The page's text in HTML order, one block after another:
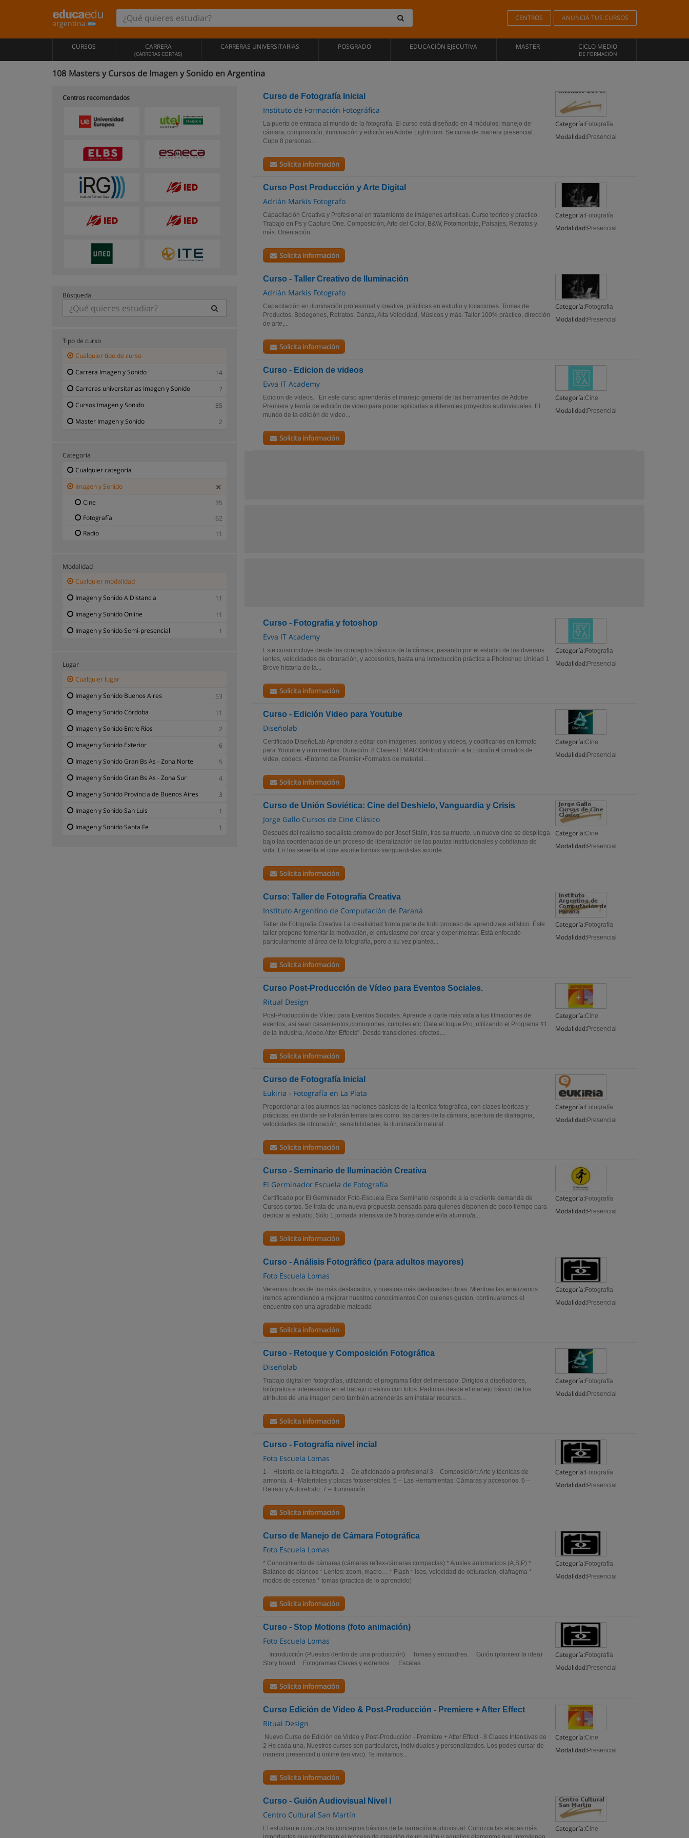
argentina
CENTROS ANUNCIÁ TUS CURSOS
CURSOS CARRERA
(CARRERAS CORTAS)
CARRERAS UNIVERSITARIAS POSGRADO EDUCACIÓN EJECUTIVA MASTER CICLO MEDIO
DE FORMACIÓN
108 Masters y Cursos de Imagen y Sonido en Argentina
Curso de Fotografía Inicial
Instituto de Formación Fotográfica
Categoría: Fotografía
Modalidad: Presencial
La puerta de entrada al mundo de la fotografía. El curso está diseñado en 4 módulos: manejo de
cámara, composición, iluminación y edición en Adobe Lightroom. Se cursa de manera presencial.
Cupo 8 personas....
Solicita información
Curso Post Producción y Arte Digital
Adrián Markis Fotografo
Categoría: Fotografía
Modalidad: Presencial
Capacitación Creativa y Profesional en tratamiento de imágenes artísticas. Curso teorico y practico.
Trabajo en Ps y Capture One. Composición, Arte del Color, B&W, Fotomontaje, Paísajes, Retratos y
más. Orientación...
Solicita información
Curso - Taller Creativo de Iluminación
Adrián Markis Fotografo
Categoría: Fotografía
Modalidad: Presencial
Capacitación en iluminación profesional y creativa, prácticas en estudio y locaciones. Tomas de
Productos, Bodegones, Retratos, Danza, Alta Velocidad, Músicos y más. Taller 100% práctico, dirección
de arte,...
Solicita información
Curso - Edicion de videos
Evva IT Academy
Categoría:Cine
Modalidad: Presencial
Edicion de videos. En este curso aprenderás el manejo general de las herramientas de Adobe
Premiere y teoría de edición de video para poder aplicarlas a diferentes proyectos audiovisuales. El
mundo de la edición de video...
Solicita información
Curso - Fotografia y fotoshop
Evva IT Academy
Categoría: Fotografía
Modalidad: Presencial
Este curso incluye desde los conceptos básicos de la cámara, pasando por el estudio de los diversos
lentes, velocidades de obturación, y accesorios, hasta una introducción práctica a Photoshop Unidad 1
Breve historia de la...
Solicita información
Curso - Edición Video para Youtube
Diseñolab
Categoría:Cine
Modalidad: Presencial
Certificado DiseñoLab Aprender a editar con imágenes, sonidos y videos, y codificarlos en formato
para Youtube y otro medios. Duración. 8 ClasesTEMARIO•Introducción a la Edición •Formatos de
video, codecs. •Entorno de Premier •Formatos de material...
Solicita información
Curso de Unión Soviética: Cine del Deshielo, Vanguardia y Crisis
Jorge Gallo Cursos de Cine Clásico
Categoría:Cine
Modalidad: Presencial
Después del realismo socialista promovido por Josef Stalin, tras su muerte, un nuevo cine se despliega
bajo las coordenadas de un proceso de liberalización de las pautas institucionales y cotidianas de
vida. En los sesenta el cine asume formas vanguardistas acorde...
Solicita información
Curso: Taller de Fotografía Creativa
Instituto Argentino de Computación de Paraná
Categoría: Fotografía
Modalidad: Presencial
Taller de Fotografía Creativa La creatividad forma parte de todo proceso de aprendizaje artístico. Éste
taller propone fomentar la motivación, el entusiasmo por crear y experimentar. Está enfocado
particularmente al área de la fotografía, pero a su vez plantea...
Solicita información
Curso Post-Producción de Vídeo para Eventos Sociales.
Ritual Design
Categoría:Cine
Modalidad: Presencial
Post-Producción de Vídeo para Eventos Sociales. Aprende a darle más vida a tus filmaciones de
eventos, asi sean casamientos,comuniones, cumples etc. Dale el toque Pro, utilizando el Programa #1
de la Industria, Adobe After Effects". Desde transiciones, efectos,...
Solicita información
Curso de Fotografía Inicial
Eukiria - Fotografía en La Plata
Categoría: Fotografía
Modalidad: Presencial
Proporcionar a los alumnos las nociones básicas de la técnica fotográfica, con clases teóricas y
prácticas, en donde se tratarán temas tales como: las partes de la cámara, apertura de diafragma,
velocidades de obturación, sensibilidades, la iluminación natural...
Solicita información
Curso - Seminario de Iluminación Creativa
El Germinador Escuela de Fotografía
Categoría: Fotografía
Modalidad: Presencial
Certificado por El Germinador Foto-Escuela Este Seminario responde a la creciente demanda de
Cursos cortos. Se trata de una nueva propuesta pensada para quienes disponen de poco tiempo para
dedicar al estudio. Sólo 1 jornada intensiva de 5 horas donde el/la alumno/a...
Solicita información
Curso - Análisis Fotográfico (para adultos mayores)
Foto Escuela Lomas
Categoría: Fotografía
Modalidad: Presencial
Veremos obras de los más destacados, y nuestras más destacadas obras. Mientras las analizamos
iremos aprendiendo a mejorar nuestros conocimientos.Con quienes gusten, continuaremos el
encuentro con una agradable mateada
Solicita información
Curso - Retoque y Composición Fotográfica
Diseñolab
Categoría: Fotografía
Modalidad: Presencial
Trabajo digital en fotografías, utilizando el programa líder del mercado. Dirigido a diseñadores,
fotógrafos e interesados en el trabajo creativo con fotos. Partimos desde el manejo básico de los
atributos de una imagen pero también aprenderás am instalar recursos...
Solicita información
Curso - Fotografía nivel incial
Foto Escuela Lomas
Categoría: Fotografía
Modalidad: Presencial
1- Historia de la fotografía. 2 – De aficionado a profesional 3 - Composición: Arte y técnicas de
armonía. 4 –Materiales y placas fotosensibles. 5 – Las Herramientas: Cámaras y accesorios. 6 –
Retrato y Autoretrato. 7 – Iluminación....
Solicita información
Curso de Manejo de Cámara Fotográfica
Foto Escuela Lomas
Categoría: Fotografía
Modalidad: Presencial
* Conocimiento de cámaras (cámaras reflex-cámaras compactas) * Ajustes automaticos (A,S,P) *
Balance de blancos * Lentes: zoom, macro… * Flash * isos, velocidad de obturacion, diafragma *
modos de escenas * tomas (practica de lo aprendido)
Solicita información
Curso - Stop Motions (foto animación)
Foto Escuela Lomas
Categoría: Fotografía
Modalidad: Presencial
Introducción (Puestos dentro de una producción) Tomas y encuadres. Guión (plantear la idea)
Story board Fotogramas Claves y extremos. Escalas...
Solicita información
Curso Edición de Video & Post-Producción - Premiere + After Effect
Ritual Design
Categoría:Cine
Modalidad: Presencial
Nuevo Curso de Edición de Video y Post-Producción - Premiere + After Effect - 8 Clases Intensivas de
2 Hs cada una. Nuestros cursos son particulares, individuales y personalizados. Los podes cursar de
manera presencial u online (en vivo). Te invitamos...
Solicita información
Curso - Guión Audiovisual Nivel I
Centro Cultural San Martín
Categoría:Cine
El estudiante conozca los conceptos básicos de la narración audiovisual. Conozca las etapas más
Centros recomendados
Búsqueda
Tipo de curso
Cualquier tipo de curso
Carrera Imagen y Sonido
14
Carreras universitarias Imagen y Sonido
7
Cursos Imagen y Sonido
85
Master Imagen y Sonido
2
Categoría
Cualquier categoría
Imagen y Sonido
Cine
35
Fotografía
62
Radio
11
Modalidad
Cualquier modalidad
Imagen y Sonido A Distancia
11
Imagen y Sonido Online
11
Imagen y Sonido Semi-presencial
1
Lugar
Cualquier lugar
Imagen y Sonido Buenos Aires
53
Imagen y Sonido Córdoba
11
Imagen y Sonido Entre Ríos
2
Imagen y Sonido Exterior
6
Imagen y Sonido Gran Bs As - Zona Norte
5
Imagen y Sonido Gran Bs As - Zona Sur
4
Imagen y Sonido Provincia de Buenos Aires
3
Imagen y Sonido San Luis
1
Imagen y Sonido Santa Fe
1